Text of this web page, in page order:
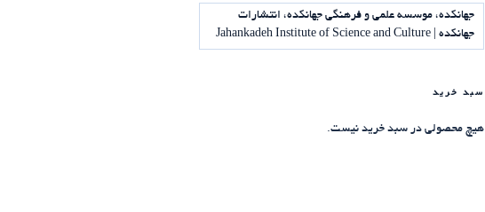
جهانکده، موسسه علمی و فرهنگی جهانکده، انتشارات
جهانکده | Jahankadeh Institute of Science and Culture
سبد خرید
هیچ محصولی در سبد خرید نیست.